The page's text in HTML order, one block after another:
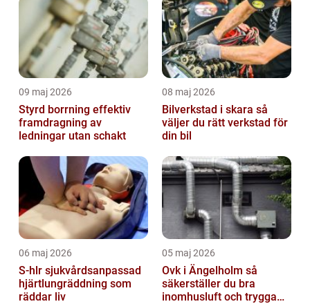
09 maj 2026
Styrd borrning effektiv
framdragning av
ledningar utan schakt
08 maj 2026
Bilverkstad i skara så
väljer du rätt verkstad för
din bil
06 maj 2026
S-hlr sjukvårdsanpassad
hjärtlungräddning som
räddar liv
05 maj 2026
Ovk i Ängelholm så
säkerställer du bra
inomhusluft och trygga